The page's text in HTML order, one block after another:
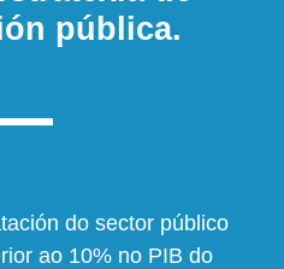
pública.
do sector público
ao 10% no PIB do